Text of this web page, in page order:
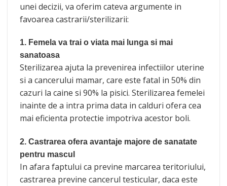
unei decizii, va oferim cateva argumente in
favoarea castrarii/sterilizarii:
1. Femela va trai o viata mai lunga si mai
sanatoasa
Sterilizarea ajuta la prevenirea infectiilor uterine
si a cancerului mamar, care este fatal in 50% din
cazuri la caine si 90% la pisici. Sterilizarea femelei
inainte de a intra prima data in calduri ofera cea
mai eficienta protectie impotriva acestor boli.
2. Castrarea ofera avantaje majore de sanatate
pentru mascul
In afara faptului ca previne marcarea teritoriului,
castrarea previne cancerul testicular, daca este